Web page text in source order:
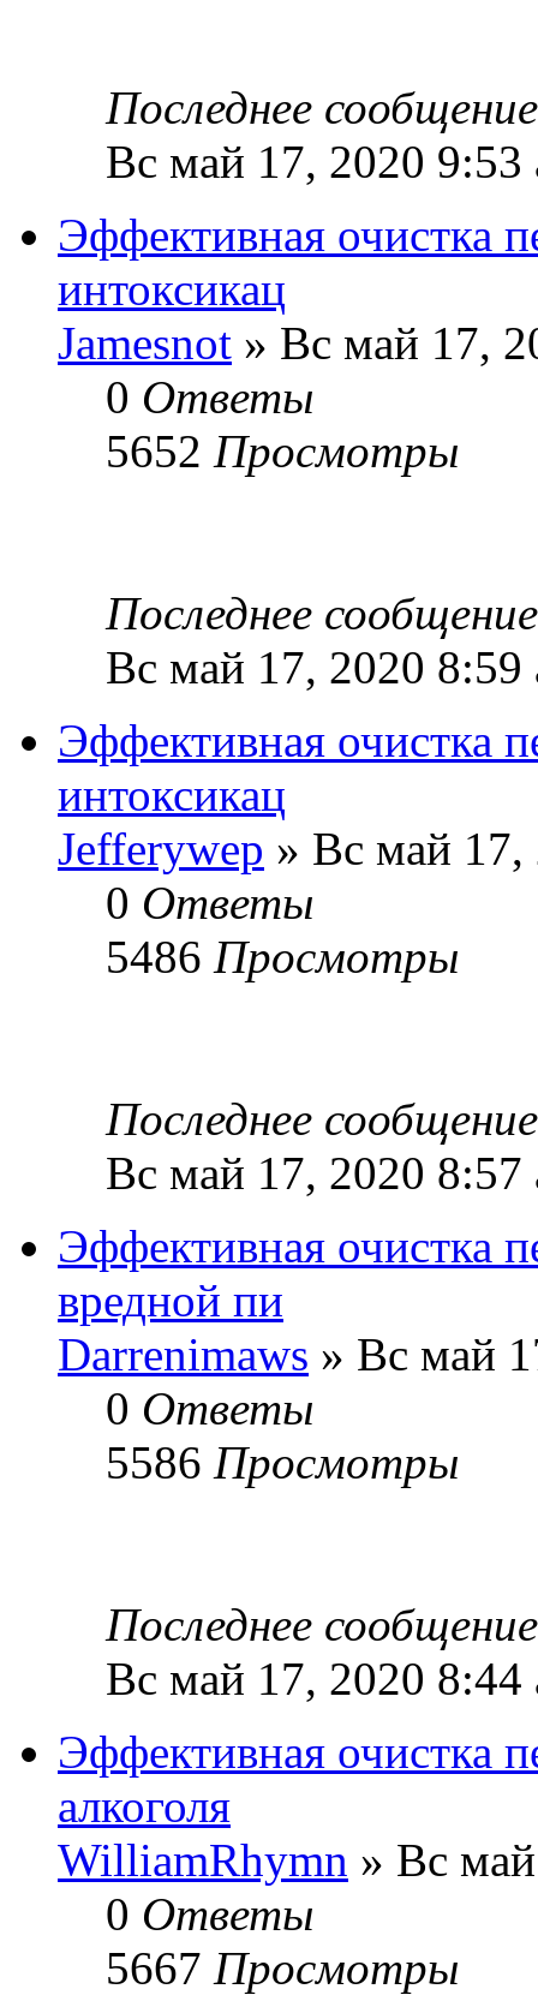
Последнее
Вс май 17, 2020 9:53
Эффективная очистка
интоксикац
Jamesnot » Вс май 17,
0 Ответы
5652 Просмотры
Последнее
Вс май 17, 2020 8:59
Эффективная очистка
интоксикац
Jefferywep » Вс май 17,
0 Ответы
5486 Просмотры
Последнее
Вс май 17, 2020 8:57
Эффективная очистка
вредной пи
Darrenimaws » Вс май
0 Ответы
5586 Просмотры
Последнее
Вс май 17, 2020 8:44
Эффективная очистка
алкоголя
WilliamRhymn » Вс
0 Ответы
5667 Просмотры